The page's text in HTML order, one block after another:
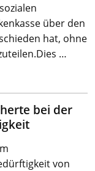
über den
hat, ohne
…
bei der
von